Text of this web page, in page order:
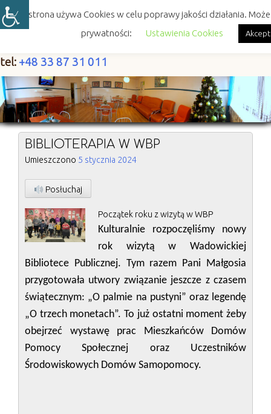
Skip
to
content
tel: +48 33 87 31 011
BIBLIOTERAPIA W WBP
Umieszczono 5 stycznia 2024
Posłuchaj
Początek roku z wizytą w WBP
Kulturalnie rozpoczęliśmy nowy
rok wizytą w Wadowickiej
Bibliotece Publicznej. Tym razem Pani Małgosia
przygotowała utwory związanie jeszcze z czasem
świątecznym: „O palmie na pustyni” oraz legendę
„O trzech monetach”. To już ostatni moment żeby
obejrzeć wystawę prac Mieszkańców Domów
Pomocy Społecznej oraz Uczestników
Środowiskowych Domów Samopomocy.
Ta strona używa Cookies w celu poprawy jakości działania.
prywatności:
Ustawienia Cookies